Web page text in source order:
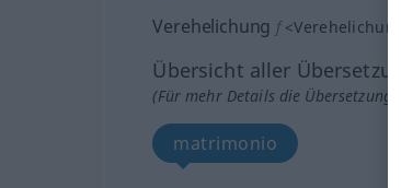
Verehelichung f <Verehelichung
Übersicht aller
(Für mehr Details die
matrimonio